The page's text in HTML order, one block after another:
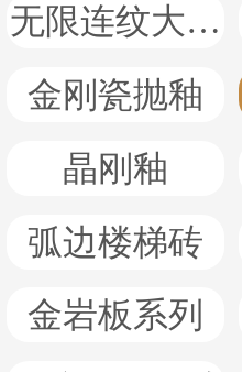
无限连纹大理石
金刚瓷抛釉
晶刚釉
弧边楼梯砖
金岩板系列